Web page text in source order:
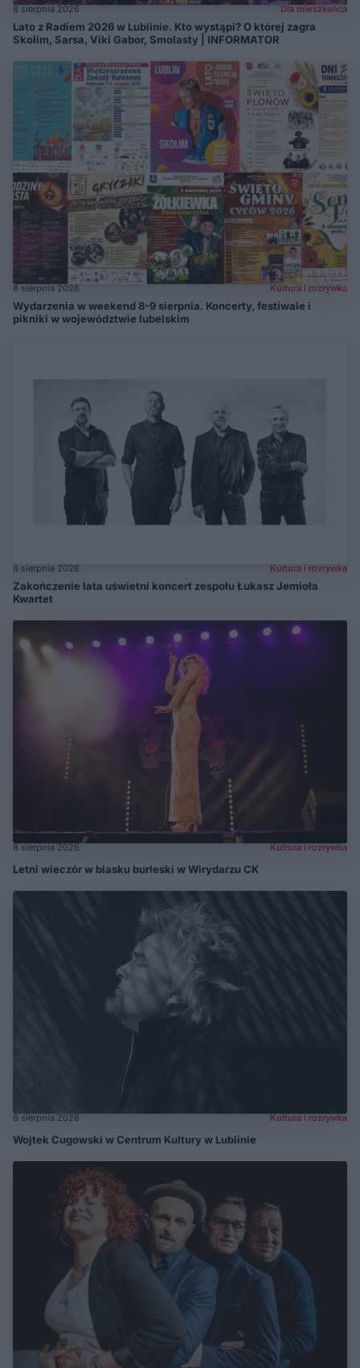
8 sierpnia 2026 Dla mieszkańca
Lato z Radiem 2026 w Lublinie. Kto wystąpi? O której zagra
Skolim, Sarsa, Viki Gabor, Smolasty | INFORMATOR
8 sierpnia 2026 Kultura i rozrywka
Wydarzenia w weekend 8-9 sierpnia. Koncerty, festiwale i
pikniki w województwie lubelskim
8 sierpnia 2026 Kultura i rozrywka
Zakończenie lata uświetni koncert zespołu Łukasz Jemioła
Kwartet
8 sierpnia 2026 Kultura i rozrywka
Letni wieczór w blasku burleski w Wirydarzu CK
8 sierpnia 2026 Kultura i rozrywka
Wojtek Cugowski w Centrum Kultury w Lublinie